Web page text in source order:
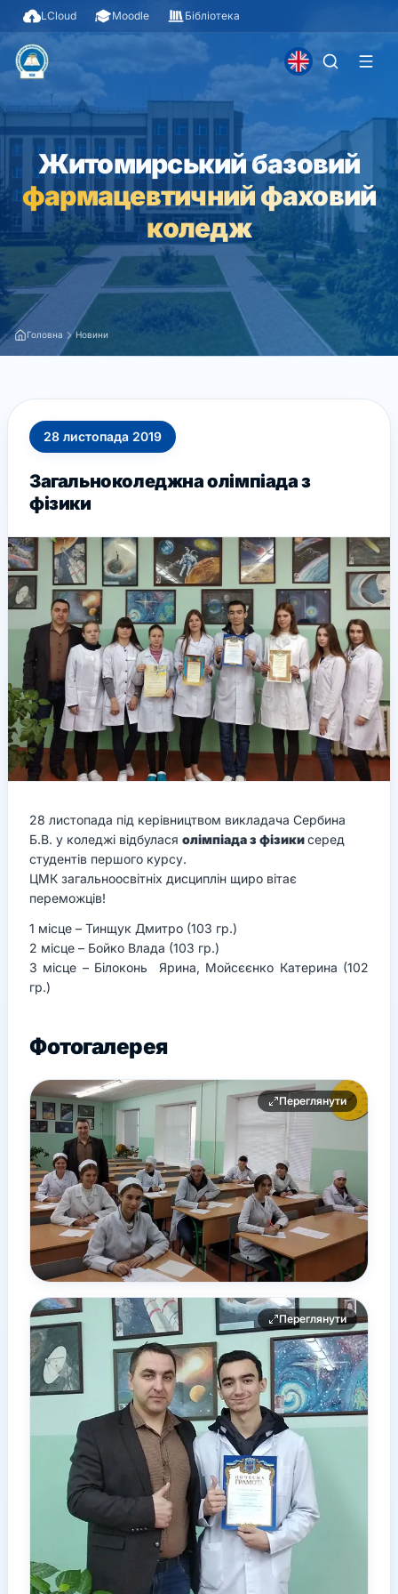
LCloud Moodle Бібліотека
Житомирський базовий
фармацевтичний фаховий
коледж
Головна Новини
28 листопада 2019
Загальноколеджна олімпіада з
фізики
28 листопада під керівництвом викладача Сербина
Б.В. у коледжі відбулася олімпіада з фізикисеред
студентів першого курсу.
ЦМК загальноосвітніх дисциплін щиро вітає
переможців!
1 місце – Тинщук Дмитро (103 гр.)
2 місце – Бойко Влада (103 гр.)
3 місце – Білоконь Ярина, Мойсєєнко Катерина (102
гр.)
Фотогалерея
Переглянути
Переглянути